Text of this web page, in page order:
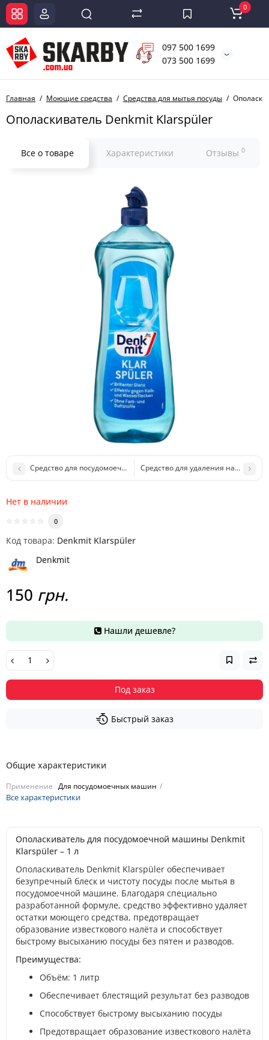
097 500 1699
073 500 1699
0
Главная Моющие средства Средства для мытья посуды
Ополаскиватель Denkmit Klarspüler
Все о товаре Характеристики Отзывы 0
Средство для посудомоечных машин Power Disk All in 1
Средство для удаления накипи
Нет в наличии
0
Код товара: Denkmit Klarspüler
Denkmit
150 грн.
Нашли дешевле?
Под заказ
Быстрый заказ
Общие характеристики
Применение Для посудомоечных машин
Все характеристики
Ополаскиватель для посудомоечной машины Denkmit
Klarspüler – 1 л
Ополаскиватель Denkmit Klarspüler обеспечивает
безупречный блеск и чистоту посуды после мытья в
посудомоечной машине. Благодаря специально
разработанной формуле, средство эффективно удаляет
остатки моющего средства, предотвращает
образование известкового налёта и способствует
быстрому высыханию посуды без пятен и разводов.
Преимущества:
Объём: 1 литр
Обеспечивает блестящий результат без разводов
Способствует быстрому высыханию посуды
Предотвращает образование известкового налёта